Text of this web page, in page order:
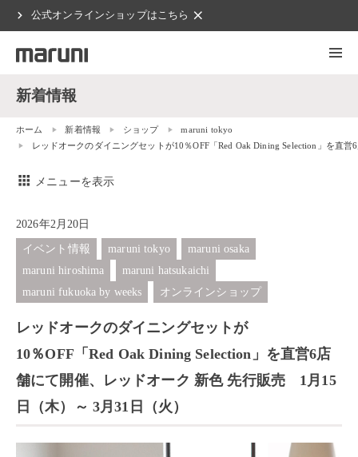
chevron_right 公式オンラインショップはこちら clear
新着情報
ホーム 新着情報 ショップ
maruni tokyo
レッドオークのダイニングセットが10％OFF「Red Oak Dining Selection」を
apps メニューを表示
2026年2月20日
イベント情報
maruni tokyo
maruni osaka
maruni hiroshima
maruni hatsukaichi
maruni fukuoka by weeks
オンラインショップ
レッドオークのダイニングセットが
10％OFF「Red Oak Dining Selection」を直営6店
舗にて開催、レッドオーク 新色 先行販売 1月15
日（木）～ 3月31日（火）